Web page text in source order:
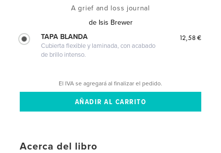
A grief and loss journal
de Isis Brewer
TAPA BLANDA
Cubierta flexible y laminada, con acabado
de brillo intenso.
12,58 €
El IVA se agregará al finalizar el pedido.
Acerca del libro